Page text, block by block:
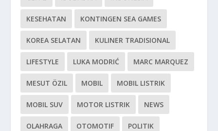
KESEHATAN KONTINGEN SEA GAMES
KOREA SELATAN KULINER TRADISIONAL
LIFESTYLE LUKA MODRIĆ MARC MARQUEZ
MESUT ÖZIL MOBIL MOBIL LISTRIK
MOBIL SUV MOTOR LISTRIK NEWS
OLAHRAGA OTOMOTIF POLITIK